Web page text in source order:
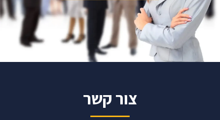
צור קשר